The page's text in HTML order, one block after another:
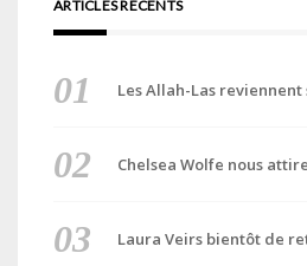
ARTICLES RÉCENTS
Les Allah-Las reviennent
Chelsea Wolfe nous
Laura Veirs bientôt de